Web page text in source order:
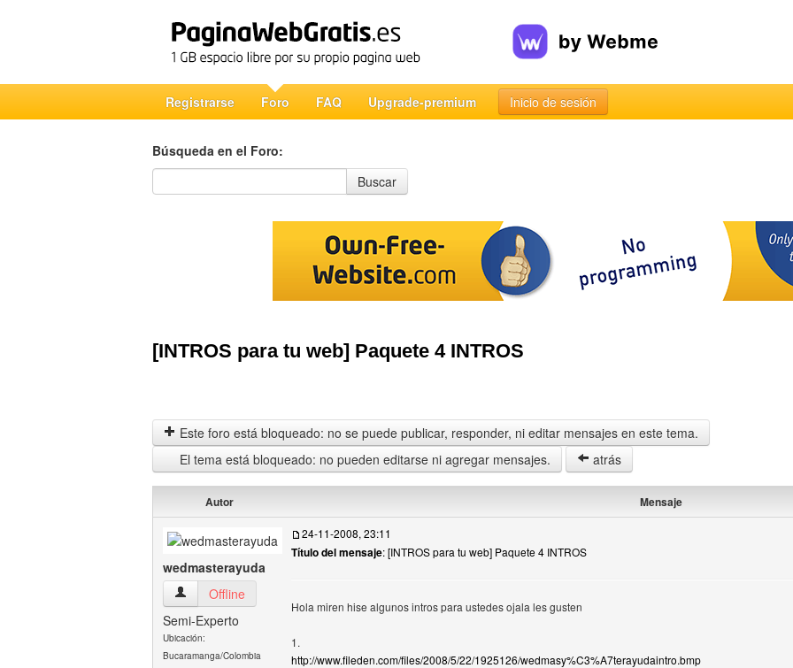
Registrarse Foro FAQ Upgrade-premium Inicio de sesión
Búsqueda en el Foro:
Búsqueda en el Foro
Buscar
[INTROS para tu web] Paquete 4 INTROS
Este foro está bloqueado: no se puede publicar, responder, ni editar mensajes en este tema.
El tema está bloqueado: no pueden editarse ni agregar mensajes.
atrás
Autor Mensaje
wedmasterayuda
wedmasterayuda Ver perfil del usuario
Offline
Semi-Experto
Ubicación:
Bucaramanga/Colombia
24-11-2008, 23:11
Título del mensaje: [INTROS para tu web] Paquete 4 INTROS
Hola miren hise algunos intros para ustedes ojala les gusten
1.
http://www.fileden.com/files/2008/5/22/1925126/wedmasy%C3%A7terayudaintro.bmp